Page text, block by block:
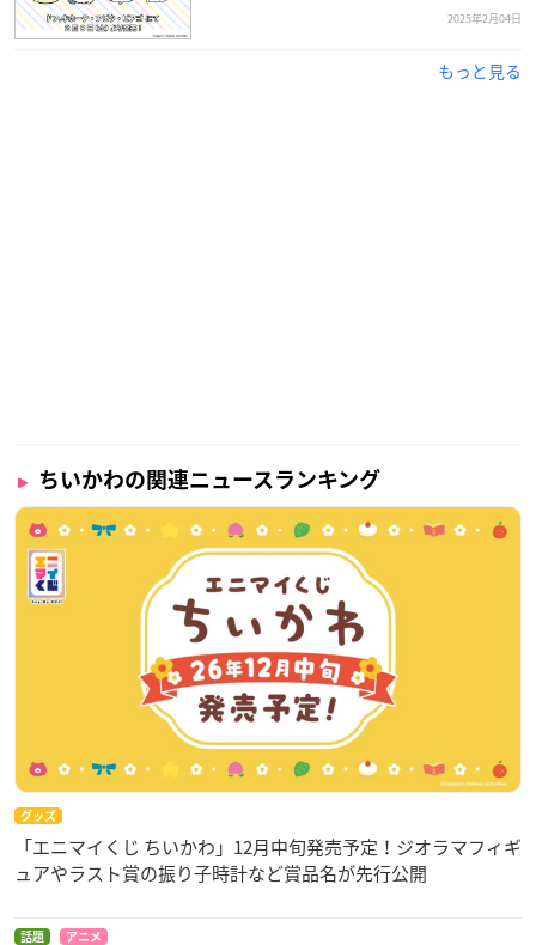
2025年2月04日
もっと見る
ちいかわの関連ニュースランキング
グッズ
「エニマイくじ ちいかわ」12月中旬発売予定！ジオラマフィギ
ュアやラスト賞の振り子時計など賞品名が先行公開
話題 アニメ